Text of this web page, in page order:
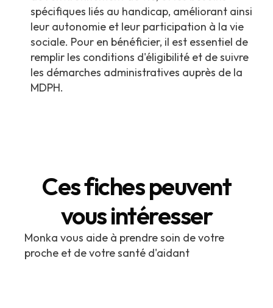
spécifiques liés au handicap, améliorant ainsi
leur autonomie et leur participation à la vie
sociale. Pour en bénéficier, il est essentiel de
remplir les conditions d'éligibilité et de suivre
les démarches administratives auprès de la
MDPH.
Ces fiches peuvent
vous intéresser
Monka vous aide à prendre soin de votre
proche et de votre santé d'aidant